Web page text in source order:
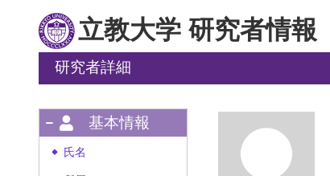
立教大学 研究者情報
研究者詳細
基本情報
◆ 氏名